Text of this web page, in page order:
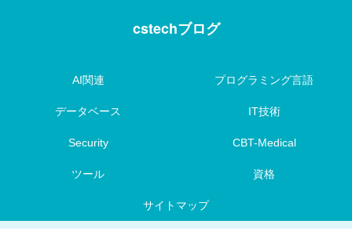
cstechブログ
AI関連 プログラミング言語
データベース IT技術
Security CBT-Medical
ツール 資格
サイトマップ